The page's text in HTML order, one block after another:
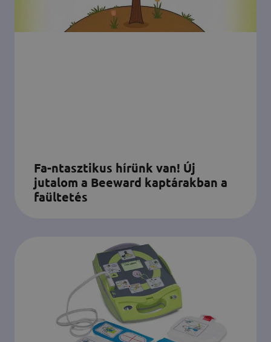
Fa-ntasztikus hírünk van! Új
jutalom a Beeward kaptárakban a
faültetés